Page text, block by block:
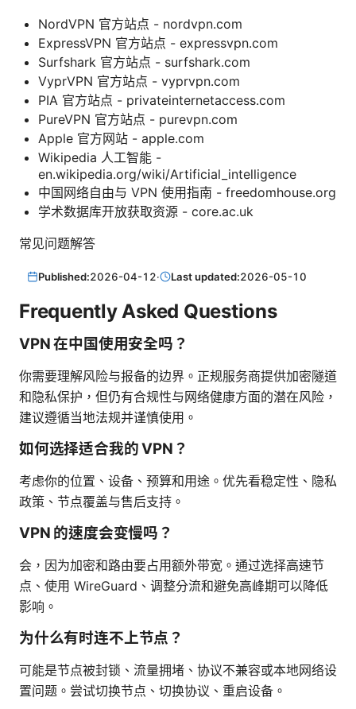
NordVPN 官方站点 - nordvpn.com
ExpressVPN 官方站点 - expressvpn.com
Surfshark 官方站点 - surfshark.com
VyprVPN 官方站点 - vyprvpn.com
PIA 官方站点 - privateinternetaccess.com
PureVPN 官方站点 - purevpn.com
Apple 官方网站 - apple.com
Wikipedia 人工智能 -
en.wikipedia.org/wiki/Artificial_intelligence
中国网络自由与 VPN 使用指南 - freedomhouse.org
学术数据库开放获取资源 - core.ac.uk
常见问题解答
Published:2026-04-12· Last updated:2026-05-10
Frequently Asked Questions
VPN 在中国使用安全吗？
你需要理解风险与报备的边界。正规服务商提供加密隧道
和隐私保护，但仍有合规性与网络健康方面的潜在风险，
建议遵循当地法规并谨慎使用。
如何选择适合我的 VPN？
考虑你的位置、设备、预算和用途。优先看稳定性、隐私
政策、节点覆盖与售后支持。
VPN 的速度会变慢吗？
会，因为加密和路由要占用额外带宽。通过选择高速节
点、使用 WireGuard、调整分流和避免高峰期可以降低
影响。
为什么有时连不上节点？
可能是节点被封锁、流量拥堵、协议不兼容或本地网络设
置问题。尝试切换节点、切换协议、重启设备。